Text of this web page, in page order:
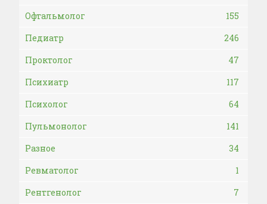
Офтальмолог
155
Педиатр
246
Проктолог
47
Психиатр
117
Психолог
64
Пульмонолог
141
Разное
34
Ревматолог
1
Рентгенолог
7